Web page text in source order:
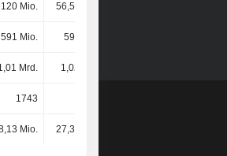
120 Mio. 56,58 Mio.
591 Mio. 595 Mio.
Mrd. 1,02 Mrd.
1743
Mio. 27,36 Mio.